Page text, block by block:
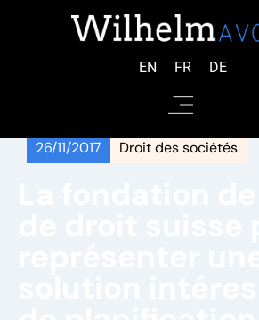
EN FR DE
26/11/2017 Droit des sociétés